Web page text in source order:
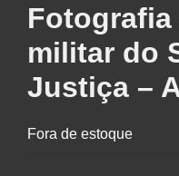
militar do
Justiça –
Fora de estoque